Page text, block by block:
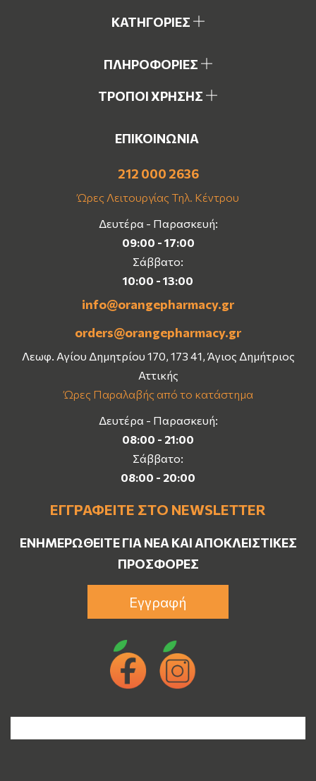
ΚΑΤΗΓΟΡΙΕΣ
ΠΛΗΡΟΦΟΡΙΕΣ
ΤΡΟΠΟΙ ΧΡΗΣΗΣ
ΕΠΙΚΟΙΝΩΝΙΑ
212 000 2636
Ώρες Λειτουργίας Τηλ. Κέντρου
Δευτέρα - Παρασκευή:
09:00 - 17:00
Σάββατο:
10:00 - 13:00
info@orangepharmacy.gr
orders@orangepharmacy.gr
Λεωφ. Αγίου Δημητρίου 170, 173 41, Άγιος Δημήτριος
Αττικής
Ώρες Παραλαβής από το κατάστημα
Δευτέρα - Παρασκευή:
08:00 - 21:00
Σάββατο:
08:00 - 20:00
ΕΓΓΡΑΦΕΊΤΕ ΣΤΟ NEWSLETTER
ΕΝΗΜΕΡΩΘΕΊΤΕ ΓΙΑ ΝΈΑ ΚΑΙ ΑΠΟΚΛΕΙΣΤΙΚΈΣ
ΠΡΟΣΦΟΡΈΣ
Εγγραφή